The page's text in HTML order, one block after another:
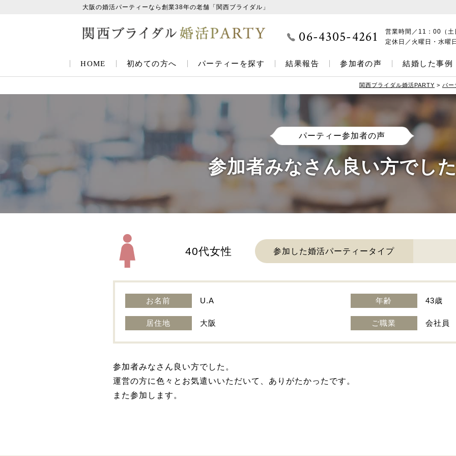
大阪の婚活パーティーなら創業38年の老舗「関西ブライダル」
06-4305-4261 営業時間／ 11：00（
定休日／ 火曜日・水曜
HOME 初めての方へ パーティーを探す 結果報告 参加者の声 結婚した事例
関西ブライダル婚活PARTY > パー
パーティー参加者の声
参加者みなさん良い方でし
40代女性 参加した婚活パーティータイプ
お名前 U.A 年齢 43歳
居住地 大阪 ご職業 会社員
参加者みなさん良い方でした。
運営の方に色々とお気遣いいただいて、ありがたかったです。
また参加します。